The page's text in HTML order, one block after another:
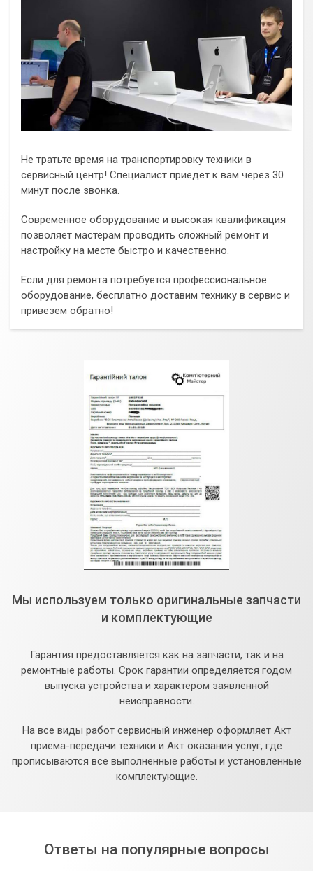
Не тратьте время на транспортировку техники в
сервисный центр! Специалист приедет к вам через 30
минут после звонка.
Современное оборудование и высокая квалификация
позволяет мастерам проводить сложный ремонт и
настройку на месте быстро и качественно.
Если для ремонта потребуется профессиональное
оборудование, бесплатно доставим технику в сервис и
привезем обратно!
Мы используем только оригинальные запчасти
и комплектующие
Гарантия предоставляется как на запчасти, так и на
ремонтные работы. Срок гарантии определяется годом
выпуска устройства и характером заявленной
неисправности.
На все виды работ сервисный инженер оформляет Акт
приема-передачи техники и Акт оказания услуг, где
прописываются все выполненные работы и установленные
комплектующие.
Ответы на популярные вопросы